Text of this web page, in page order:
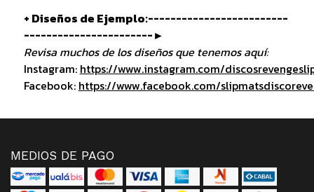
+ Diseños de Ejemplo:-------------------------
-----------------------►
Revisa muchos de los diseños que tenemos aquí:
Instagram: https://www.instagram.com/
Facebook: https://www.facebook.com/
MEDIOS DE PAGO